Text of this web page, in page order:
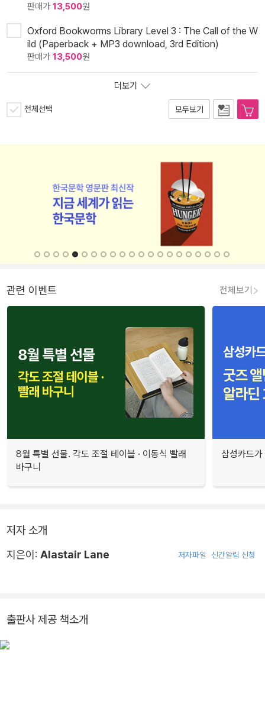
판매가 13,500원
Oxford Bookworms Library Level 3 : The Call of the W
ild (Paperback + MP3 download, 3rd Edition)
판매가 13,500원
더보기
전체선택 모두보기
관련 이벤트 전체보기
8월 특별 선물. 각도 조절 테이블 · 이동식 빨래
바구니
삼성카드
저자 소개
지은이: Alastair Lane 저자파일 신간알림 신청
출판사 제공 책소개